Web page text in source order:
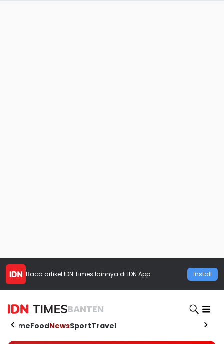
Baca artikel IDN Times lainnya di IDN App Install
BANTEN
HomeFoodNewsSportTravel